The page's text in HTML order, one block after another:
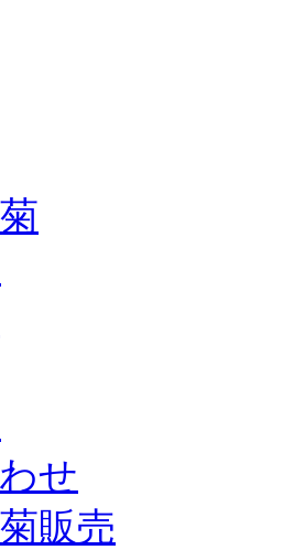
せ
販売